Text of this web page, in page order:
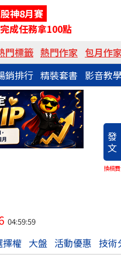
神8月賽
成任務拿100點
門標籤 熱門作家 包月作
銷排行 精裝套書 影音教
發
文
換稿費
04:59:59
擇權 大盤 活動優惠 技術